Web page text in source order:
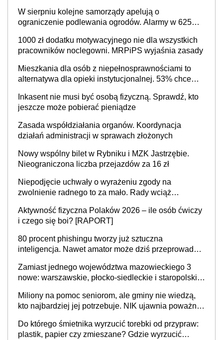
W sierpniu kolejne samorządy apelują o
ograniczenie podlewania ogrodów. Alarmy w 625
cały kraj
1000 zł dodatku motywacyjnego nie dla wszystkich
pracowników noclegowni. MRPiPS wyjaśnia zasady
Mieszkania dla osób z niepełnosprawnościami to
alternatywa dla opieki instytucjonalnej. 53% chce
Inkasent nie musi być osobą fizyczną. Sprawdź, kto
jeszcze może pobierać pieniądze
Zasada współdziałania organów. Koordynacja
działań administracji w sprawach złożonych
Nowy wspólny bilet w Rybniku i MZK Jastrzębie.
Nieograniczona liczba przejazdów za 16 zł
Niepodjęcie uchwały o wyrażeniu zgody na
zwolnienie radnego to za mało. Rady wciąż
sprawy
Aktywność fizyczna Polaków 2026 – ile osób ćwiczy
i czego się boi? [RAPORT]
80 procent phishingu tworzy już sztuczna
inteligencja. Nawet amator może dziś przeprowadzić
Zamiast jednego województwa mazowieckiego 3
nowe: warszawskie, płocko-siedleckie i staropolskie.
stołecznych
Miliony na pomoc seniorom, ale gminy nie wiedzą,
kto najbardziej jej potrzebuje. NIK ujawnia poważną
Do którego śmietnika wyrzucić torebki od przypraw:
plastik, papier czy zmieszane? Gdzie wyrzucić